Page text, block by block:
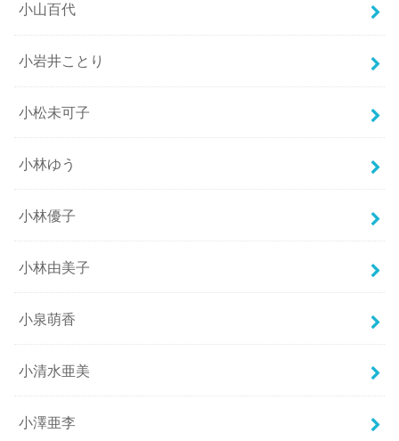
小山百代
小岩井ことり
小松未可子
小林ゆう
小林優子
小林由美子
小泉萌香
小清水亜美
小澤亜李